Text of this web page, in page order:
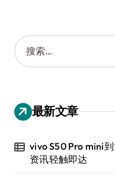
搜
索
：
最新文章
vivo S50 Pro mini
资讯轻触即达